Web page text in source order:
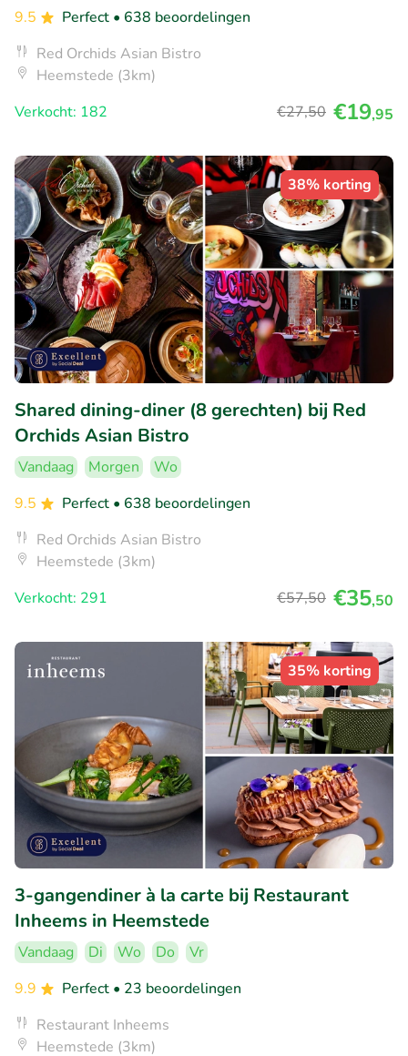
9.5 Perfect • 638 beoordelingen
Red Orchids Asian Bistro
Heemstede (3km)
Verkocht: 182
€27,50 €19,95
38% korting
Shared dining-diner (8 gerechten) bij Red
Orchids Asian Bistro
Vandaag Morgen
Wo
9.5
Perfect • 638 beoordelingen
Red Orchids Asian Bistro
Heemstede (3km)
Verkocht: 291
€57,50 €35,50
35% korting
3-gangendiner à la carte bij Restaurant
Inheems in Heemstede
Vandaag Di Wo Do
Vr
9.9
Perfect • 23 beoordelingen
Restaurant Inheems
Heemstede (3km)